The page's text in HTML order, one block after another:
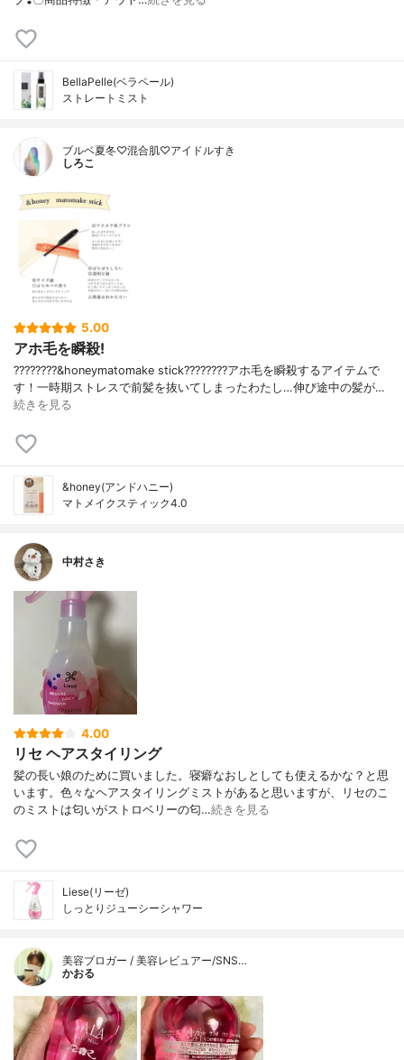
BellaPelle(ベラペール)
ストレートミスト
ブルベ夏冬♡混合肌♡アイドルすき
しろこ
5.00
アホ毛を瞬殺!
????????&honeymatomake stick????????アホ毛を瞬殺するアイテムで
す！一時期ストレスで前髪を抜いてしまったわたし…伸び途中の髪が…
続きを見る
&honey(アンドハニー)
マトメイクスティック4.0
中村さき
4.00
リセ ヘアスタイリング
髪の長い娘のために買いました。寝癖なおしとしても使えるかな？と思
います。色々なヘアスタイリングミストがあると思いますが、リセのこ
のミストは匂いがストロベリーの匂…続きを見る
Liese(リーゼ)
しっとりジューシーシャワー
美容ブロガー / 美容レビュアー/SNS…
かおる